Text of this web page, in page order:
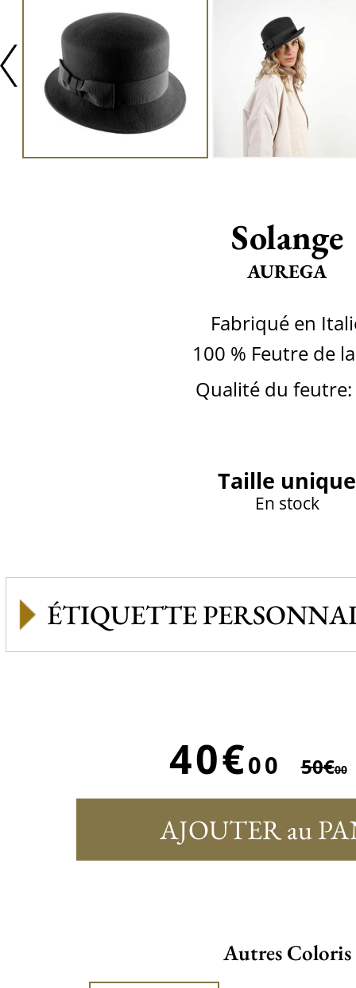
Solange
AUREGA
Fabriqué en
100 % Feutre de
Qualité du feutre:
Taille unique
En stock
ÉTIQUETTE
40€00 50€00
AJOUTER au
Autres Coloris